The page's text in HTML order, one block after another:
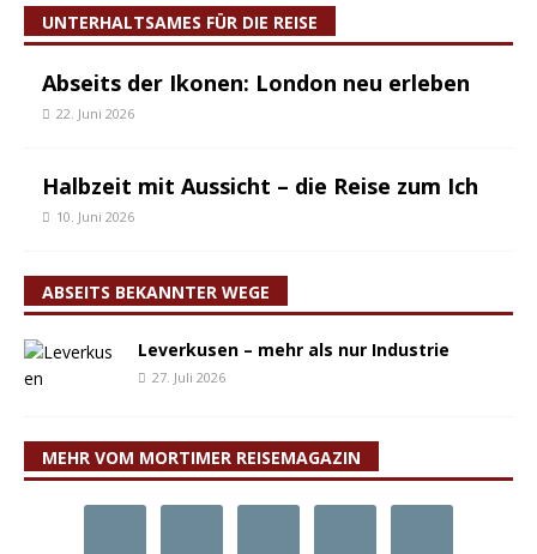
UNTERHALTSAMES FÜR DIE REISE
Abseits der Ikonen: London neu erleben
22. Juni 2026
Halbzeit mit Aussicht – die Reise zum Ich
10. Juni 2026
ABSEITS BEKANNTER WEGE
Leverkusen – mehr als nur Industrie
27. Juli 2026
MEHR VOM MORTIMER REISEMAGAZIN